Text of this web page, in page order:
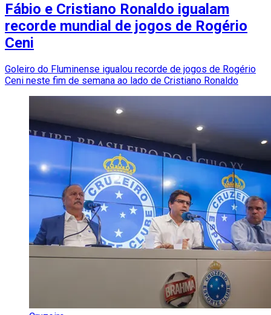
Fábio e Cristiano Ronaldo igualam
recorde mundial de jogos de Rogério
Ceni
Goleiro do Fluminense igualou recorde de jogos de Rogério
Ceni neste fim de semana ao lado de Cristiano Ronaldo